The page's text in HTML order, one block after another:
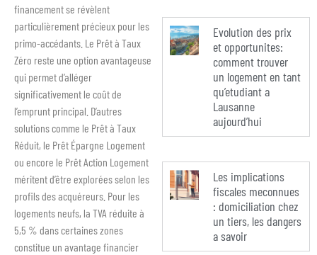
financement se révèlent
particulièrement précieux pour les
primo-accédants. Le Prêt à Taux
Zéro reste une option avantageuse
qui permet d’alléger
significativement le coût de
l’emprunt principal. D’autres
solutions comme le Prêt à Taux
Réduit, le Prêt Épargne Logement
ou encore le Prêt Action Logement
méritent d’être explorées selon les
profils des acquéreurs. Pour les
logements neufs, la TVA réduite à
5,5 % dans certaines zones
constitue un avantage financier
Evolution des prix
et opportunites:
comment trouver
un logement en tant
qu’etudiant a
Lausanne
aujourd’hui
Les implications
fiscales meconnues
: domiciliation chez
un tiers, les dangers
a savoir